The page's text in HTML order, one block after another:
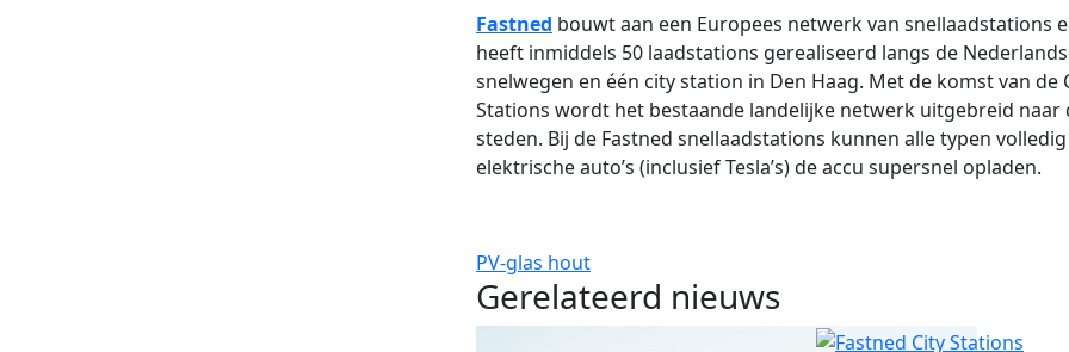
Fastned bouwt aan een Europees netwerk van snellaadstations
heeft inmiddels 50 laadstations gerealiseerd langs de
snelwegen en één city station in Den Haag. Met de komst van de
Stations wordt het bestaande landelijke netwerk uitgebreid naar
steden. Bij de Fastned snellaadstations kunnen alle typen volledig
elektrische auto’s (inclusief Tesla’s) de accu supersnel opladen.
PV-glas hout
Gerelateerd nieuws